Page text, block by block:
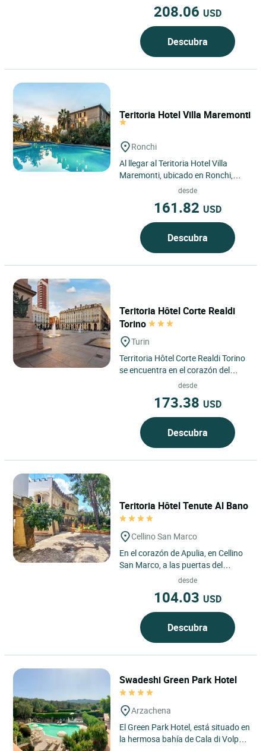
208.06 USD
Descubra
Teritoria Hotel Villa Maremonti
Ronchi
Al llegar al Teritoria Hotel Villa
Maremonti, ubicado en Ronchi,
Italia, descubre un hotel en Ronchi
desde
161.82 USD
Descubra
Teritoria Hôtel Corte Realdi
Torino
Turin
Territoria Hôtel Corte Realdi Torino
se encuentra en el corazón del
centro histórico de Turín, ofreciendo
desde
173.38 USD
Descubra
Teritoria Hôtel Tenute Al Bano
Cellino San Marco
En el corazón de Apulia, en Cellino
San Marco, a las puertas del
Salento, el Teritoria Hôtel Tenute Al
desde
104.03 USD
Descubra
Swadeshi Green Park Hotel
Arzachena
El Green Park Hotel, está situado en
la hermosa bahía de Cala di Volpe